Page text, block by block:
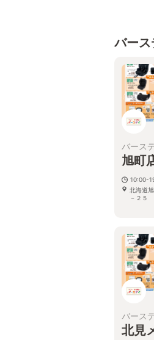
バー
バース
旭町
10:00-
北海道
－２５
バース
北見